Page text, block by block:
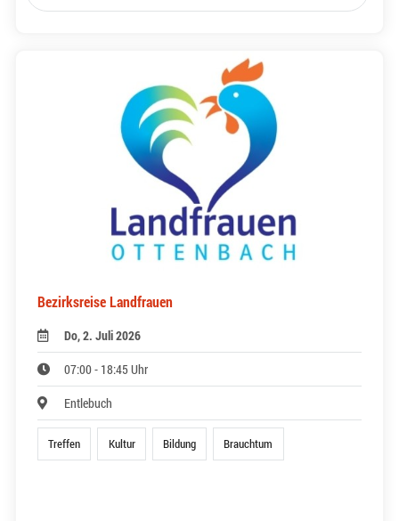
Bezirksreise Landfrauen
Do, 2. Juli 2026
07:00 - 18:45 Uhr
Entlebuch
Treffen Kultur Bildung Brauchtum